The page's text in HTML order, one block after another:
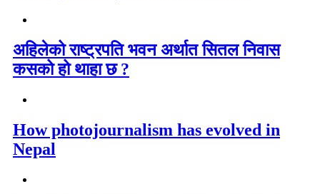
अहिलेको राष्ट्रपति भवन अर्थात सितल निवास
कसको हो थाहा छ ?
How photojournalism has evolved in
Nepal